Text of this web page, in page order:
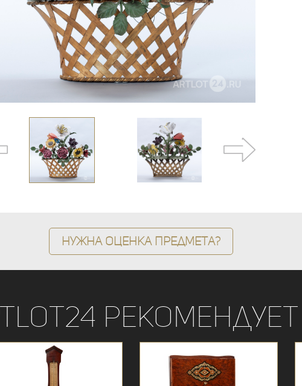
Нужна оценка предмета?
рекомендует